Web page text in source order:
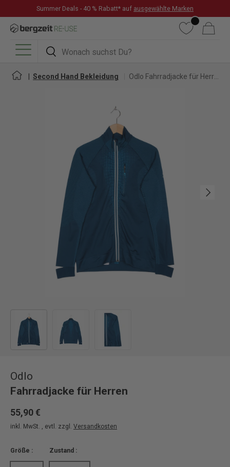
DIREKT ZUM INHALT
Summer Deals - 40 % Rabatt* auf ausgewählte Marken
Suchen
Suchen
WunschlisteWarenkorb
Menü
Second Hand Bekleidung
Nächste
Odlo
Fahrradjacke für Herren
55,90 €
inkl. MwSt. , evtl. zzgl. Versandkosten
Größe : Zustand :